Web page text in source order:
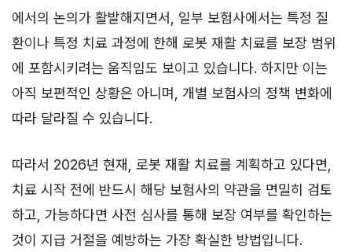
에서의 논의가 활발해지면서, 일부 보험사에서는 특정 질
환이나 특정 치료 과정에 한해 로봇 재활 치료를 보장 범위
에 포함시키려는 움직임도 보이고 있습니다. 하지만 이는
아직 보편적인 상황은 아니며, 개별 보험사의 정책 변화에
따라 달라질 수 있습니다.
따라서 2026년 현재, 로봇 재활 치료를 계획하고 있다면,
치료 시작 전에 반드시 해당 보험사의 약관을 면밀히 검토
하고, 가능하다면 사전 심사를 통해 보장 여부를 확인하는
것이 지급 거절을 예방하는 가장 확실한 방법입니다.